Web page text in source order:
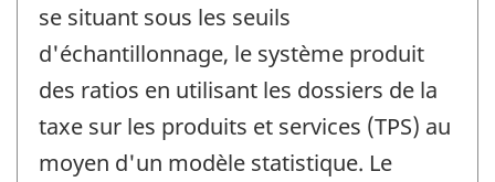
se situant sous les seuils
d'échantillonnage, le système produit
des ratios en utilisant les dossiers de la
taxe sur les produits et services (TPS) au
moyen d'un modèle statistique. Le